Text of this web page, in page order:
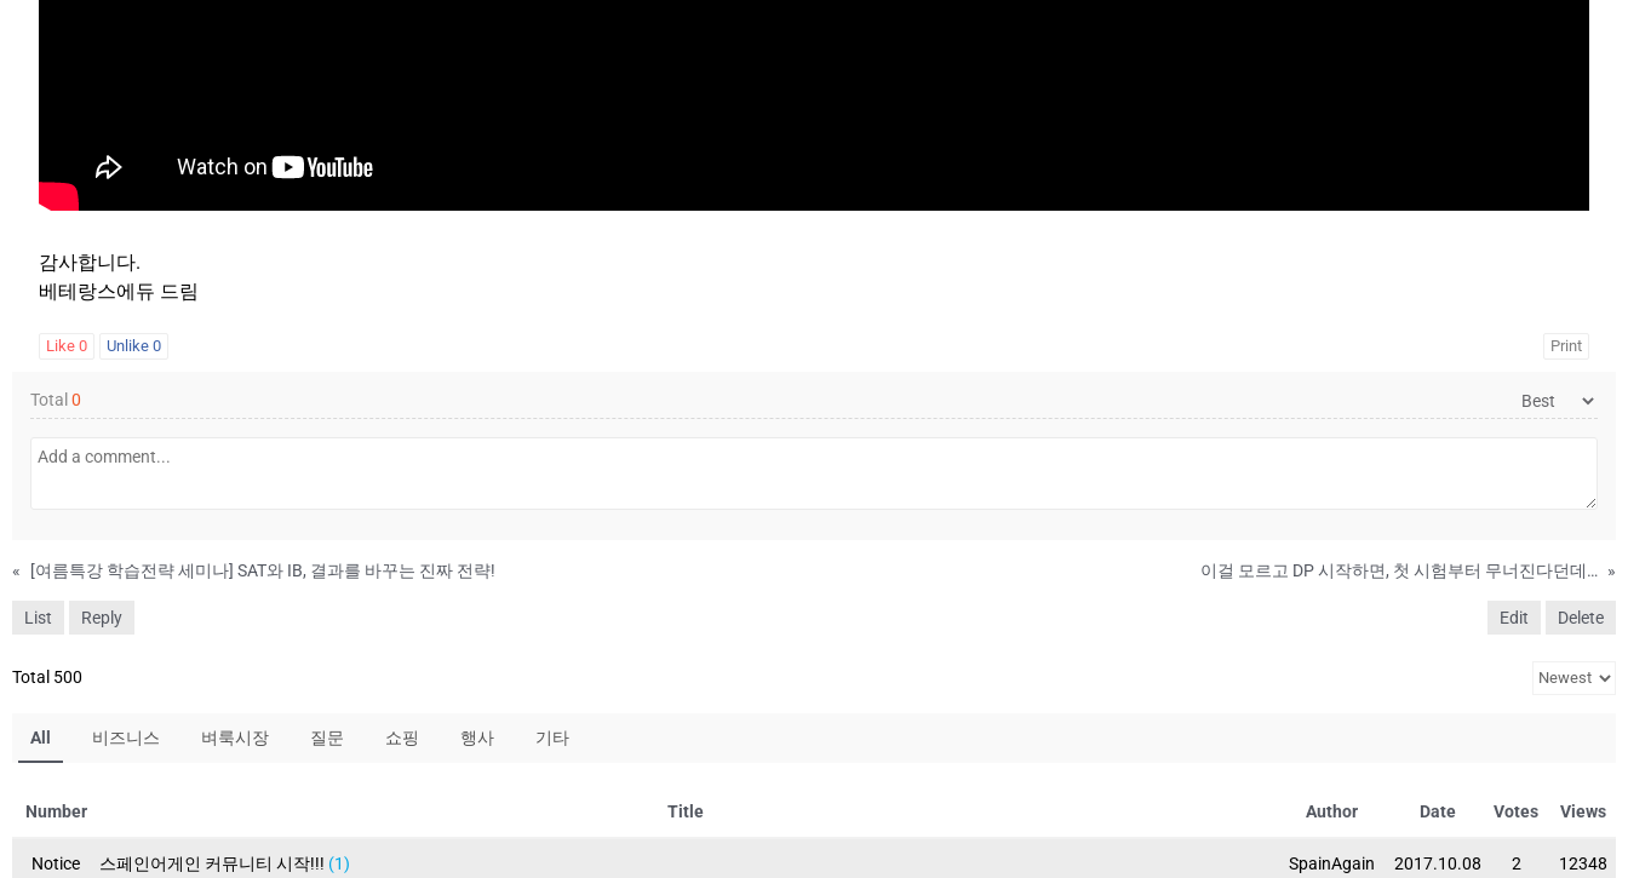
감사합니다.
베테랑스에듀 드림
Like 0 Unlike 0 Print
Total 0
« [여름특강 학습전략 세미나] SAT와 IB, 결과를 바꾸는 진짜 전략! 이걸 모르고 DP 시작하면, 첫 시험부터 무너진다던데… »
List Reply Edit Delete
Total 500
All 비즈니스 벼룩시장 질문 쇼핑 행사 기타
Number Title Author Date Votes Views
Notice 스페인어게인 커뮤니티 시작!!! (1) SpainAgain 2017.10.08 2 12348